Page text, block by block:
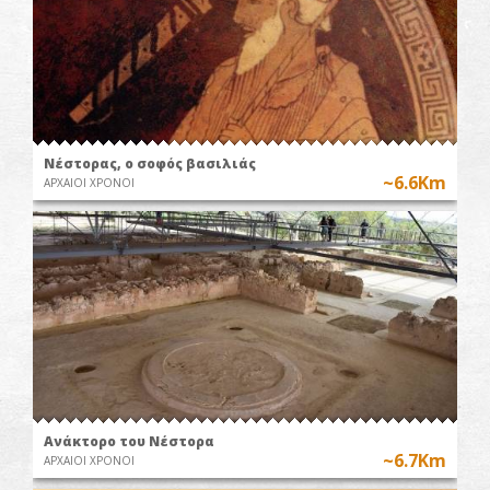
Νέστορας, ο σοφός βασιλιάς
ΑΡΧΑΙΟΙ ΧΡΟΝΟΙ ~6.6Km
Ανάκτορο του Νέστορα
ΑΡΧΑΙΟΙ ΧΡΟΝΟΙ ~6.7Km